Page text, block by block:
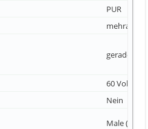
PUR
mehradrig
gerade
60 Volt
Nein
Male